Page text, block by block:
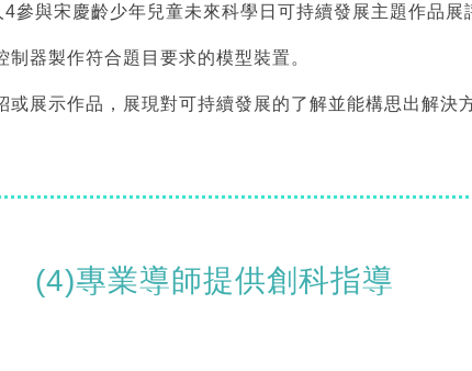
與宋慶齡少年兒童未來科學日可持續發展主題作品展
器製作符合題目要求的模型裝置。
或展示作品，展現對可持續發展的了解並能構思出解決
(4)專業導師提供創科指導